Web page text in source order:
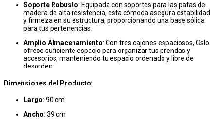
Soporte Robusto: Equipada con soportes para las patas de
madera de alta resistencia, esta cómoda asegura estabilidad
y firmeza en su estructura, proporcionando una base sólida
para tus pertenencias.
Amplio Almacenamiento: Con tres cajones espaciosos, Oslo
ofrece suficiente espacio para organizar tus prendas y
accesorios, manteniendo tu espacio ordenado y libre de
desorden.
Dimensiones del Producto:
Largo: 90 cm
Ancho: 39 cm